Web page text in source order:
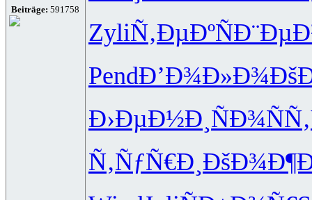
Beiträge: 591758
ZyliÑ‚ÐµÐºÑ
PendÐ’Ð¾Ð»Ð¾
Ð›ÐµÐ½Ð¸ ÑÐ¾ÑÑ‚
Ñ‚ÑƒÑ€Ð¸